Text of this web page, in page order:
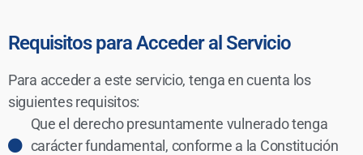
Requisitos para Acceder al Servicio
Para acceder a este servicio, tenga en cuenta los
siguientes requisitos:
Que el derecho presuntamente vulnerado tenga
carácter fundamental, conforme a la Constitución